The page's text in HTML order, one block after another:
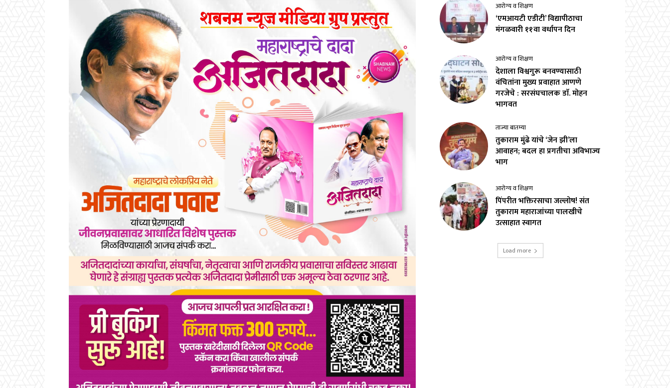
आरोग्य व शिक्षण
‘एमआयटी एडीटी’ विद्यापीठाचा
मंगळवारी ११वा वर्धापन दिन
आरोग्य व शिक्षण
देशाला विश्वगुरू बनवण्यासाठी
वंचितांना मुख्य प्रवाहात आणणे
गरजेचे : सरसंघचालक डाॅ. मोहन
भागवत
ताज्या बातम्या
तुकाराम मुंढे यांचे ‘जेन झी’ला
आवाहन; बदल हा प्रगतीचा अविभाज्य
भाग
आरोग्य व शिक्षण
पिंपरीत भक्तिरसाचा जल्लोष! संत
तुकाराम महाराजांच्या पालखीचे
उत्साहात स्वागत
Load more